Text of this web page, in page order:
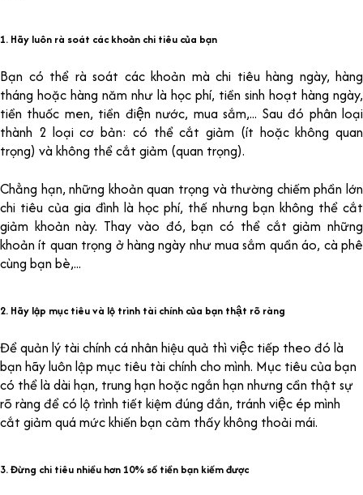
1. Hãy luôn rà soát các khoản chi tiêu của bạn
Bạn có thể rà soát các khoản mà chi tiêu hàng ngày, hàng
tháng hoặc hàng năm như là học phí, tiền sinh hoạt hàng ngày,
tiền thuốc men, tiền điện nước, mua sắm,... Sau đó phân loại
thành 2 loại cơ bản: có thể cắt giảm (ít hoặc không quan
trọng) và không thể cắt giảm (quan trọng).
Chẳng hạn, những khoản quan trọng và thường chiếm phần lớn
chi tiêu của gia đình là học phí, thế nhưng bạn không thể cắt
giảm khoản này. Thay vào đó, bạn có thể cắt giảm những
khoản ít quan trọng ở hàng ngày như mua sắm quần áo, cà phê
cùng bạn bè,...
2. Hãy lập mục tiêu và lộ trình tài chính của bạn thật rõ ràng
Để quản lý tài chính cá nhân hiệu quả thì việc tiếp theo đó là
bạn hãy luôn lập mục tiêu tài chính cho mình. Mục tiêu của bạn
có thể là dài hạn, trung hạn hoặc ngắn hạn nhưng cần thật sự
rõ ràng để có lộ trình tiết kiệm đúng đắn, tránh việc ép mình
cắt giảm quá mức khiến bạn cảm thấy không thoải mái.
3. Đừng chi tiêu nhiều hơn 10% số tiền bạn kiếm được